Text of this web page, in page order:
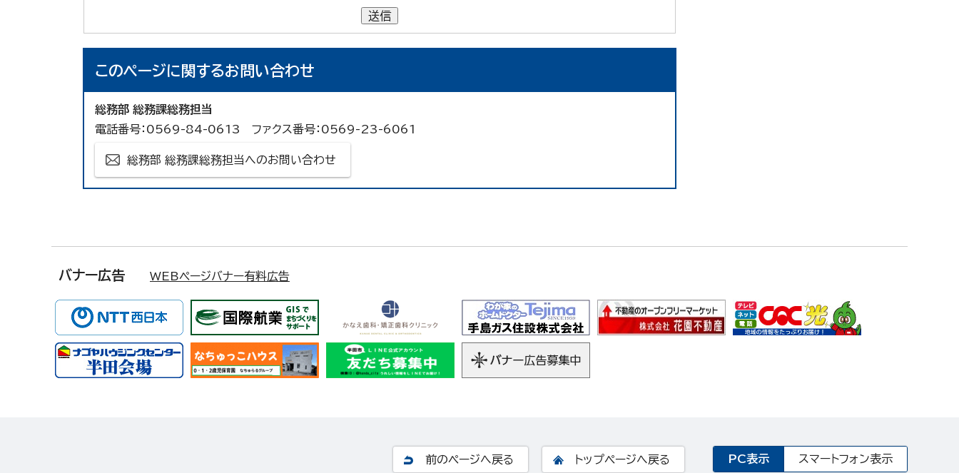
送信
このページに関するお問い合わせ
総務部 総務課総務担当
電話番号：0569-84-0613 ファクス番号：0569-23-6061
総務部 総務課総務担当へのお問い合わせ
バナー広告 WEBページバナー有料広告
前のページへ戻る トップページへ戻る PC表示 スマートフォン表示